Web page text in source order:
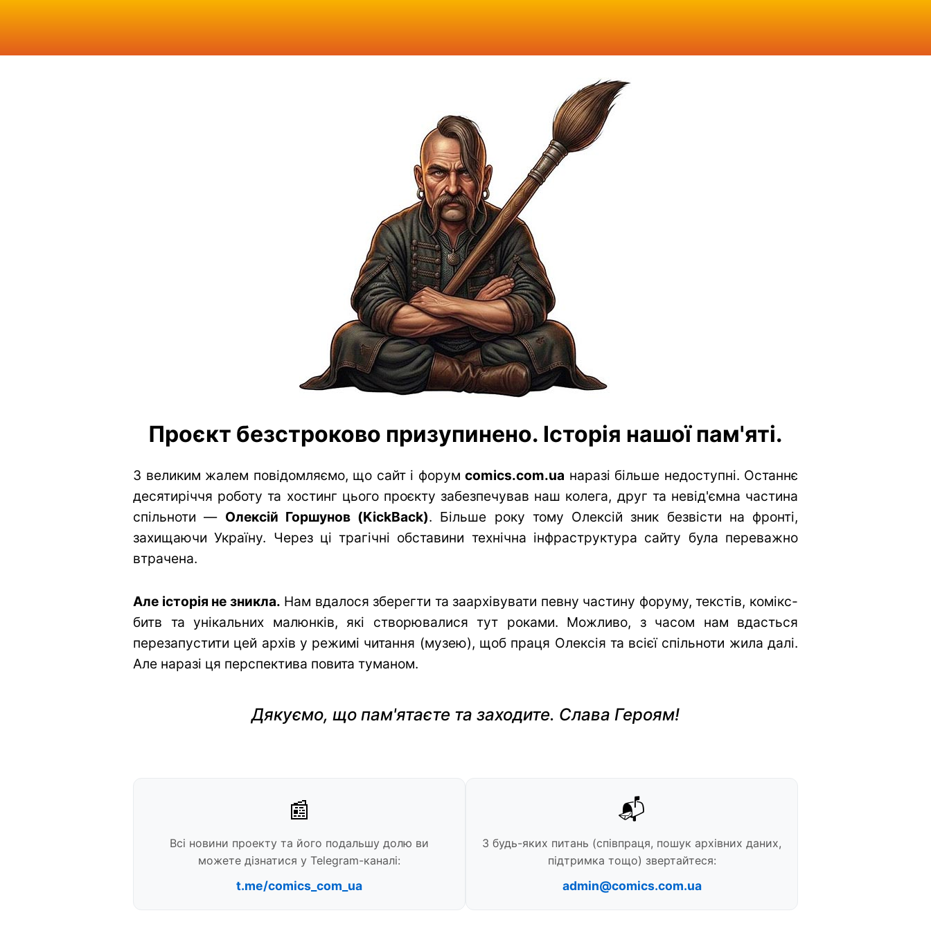
Проєкт безстроково призупинено. Історія нашої пам'яті.
З великим жалем повідомляємо, що сайт і форум comics.com.ua наразі більше недоступні. Останнє
десятиріччя роботу та хостинг цього проєкту забезпечував наш колега, друг та невід'ємна частина
спільноти — Олексій Горшунов (KickBack). Більше року тому Олексій зник безвісти на фронті,
захищаючи Україну. Через ці трагічні обставини технічна інфраструктура сайту була переважно
втрачена.
Але історія не зникла. Нам вдалося зберегти та заархівувати певну частину форуму, текстів, комікс-
битв та унікальних малюнків, які створювалися тут роками. Можливо, з часом нам вдасться
перезапустити цей архів у режимі читання (музею), щоб праця Олексія та всієї спільноти жила далі.
Але наразі ця перспектива повита туманом.
Дякуємо, що пам'ятаєте та заходите. Слава Героям!
📰
Всі новини проекту та його подальшу долю ви
можете дізнатися у Telegram-каналі:
t.me/comics_com_ua
📬
З будь-яких питань (співпраця, пошук архівних даних,
підтримка тощо) звертайтеся:
admin@comics.com.ua